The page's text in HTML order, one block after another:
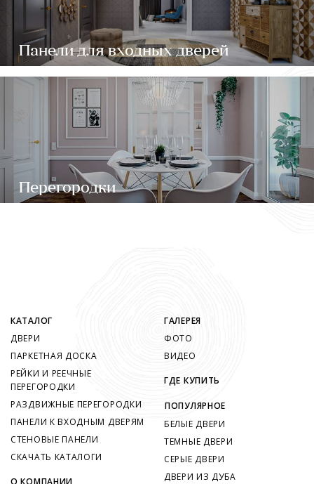
Панели для входных дверей
Перегородки
КАТАЛОГ
ДВЕРИ
ПАРКЕТНАЯ ДОСКА
РЕЙКИ И РЕЕЧНЫЕ
ПЕРЕГОРОДКИ
РАЗДВИЖНЫЕ ПЕРЕГОРОДКИ
ПАНЕЛИ К ВХОДНЫМ ДВЕРЯМ
СТЕНОВЫЕ ПАНЕЛИ
СКАЧАТЬ КАТАЛОГИ
О КОМПАНИИ
ГАЛЕРЕЯ
ФОТО
ВИДЕО
ГДЕ КУПИТЬ
ПОПУЛЯРНОЕ
БЕЛЫЕ ДВЕРИ
ТЕМНЫЕ ДВЕРИ
СЕРЫЕ ДВЕРИ
ДВЕРИ ИЗ ДУБА